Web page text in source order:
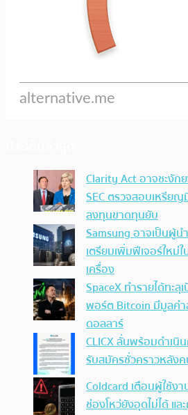
Clarity Act อาจชะงัก
SEC ตรวจสอบเหรีย
ลงทุนขาดทุนยับ
Samsung อาจเป็นผู้
เตรียมเพิ่มฟีเจอร์ใหม่
เครื่อง
SpaceX ทำรายได้ทะ
พอร์ต Bitcoin มีมูลค่
ดอลลาร์
CLICX ลั่นพร้อมดำเ
รับสมัครชั่วคราวหลัง
Coldcard เตือนผู้ใช้ง
ช่องโหว่ยังอุดไม่ได้ แล